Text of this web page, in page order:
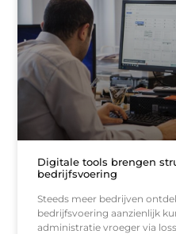
Digitale tools brengen
bedrijfsvoering
Steeds meer bedrijven
bedrijfsvoering aanzienlijk
administratie vroeger via